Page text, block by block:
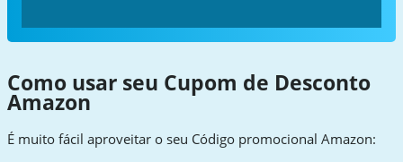
Como usar seu Cupom de Desconto
Amazon
É muito fácil aproveitar o seu Código promocional Amazon: